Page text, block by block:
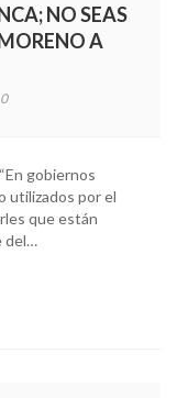
NO SEAS
A
0
gobiernos
utilizados por el
que están
del…